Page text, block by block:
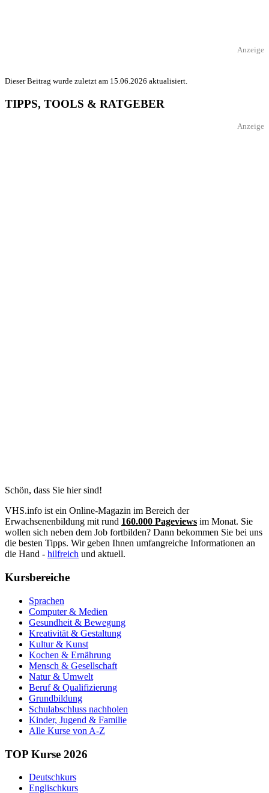
Anzeige
Dieser Beitrag wurde zuletzt am 15.06.2026 aktualisiert.
TIPPS, TOOLS & RATGEBER
Anzeige
Schön, dass Sie hier sind!
VHS.info ist ein Online-Magazin im Bereich der
Erwachsenenbildung mit rund 160.000 Pageviews im Monat. Sie
wollen sich neben dem Job fortbilden? Dann bekommen Sie bei uns
die besten Tipps. Wir geben Ihnen umfangreiche Informationen an
die Hand - hilfreich und aktuell.
Kursbereiche
Sprachen
Computer & Medien
Gesundheit & Bewegung
Kreativität & Gestaltung
Kultur & Kunst
Kochen & Ernährung
Mensch & Gesellschaft
Natur & Umwelt
Beruf & Qualifizierung
Grundbildung
Schulabschluss nachholen
Kinder, Jugend & Familie
Alle Kurse von A-Z
TOP Kurse 2026
Deutschkurs
Englischkurs